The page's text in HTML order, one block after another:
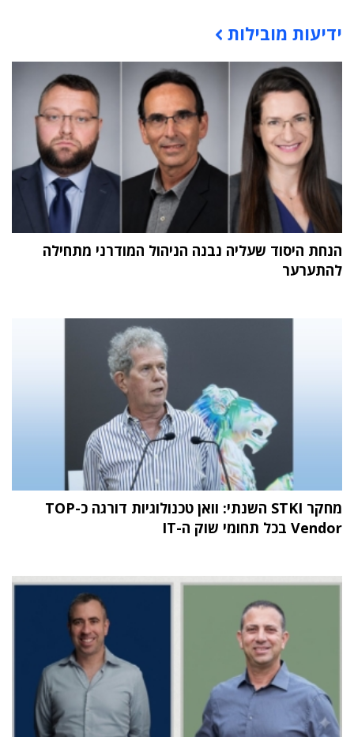
ידיעות מובילות
הנחת היסוד שעליה נבנה הניהול המודרני מתחילה
להתערער
מחקר STKI השנתי: וואן טכנולוגיות דורגה כ-TOP
Vendor בכל תחומי שוק ה-IT